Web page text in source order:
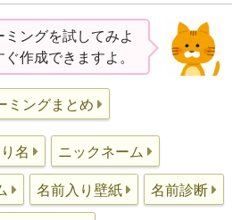
ミングを試してみよ
作成できますよ。
ミングまとめ
名 ニックネーム
名前入り壁紙 名前診断